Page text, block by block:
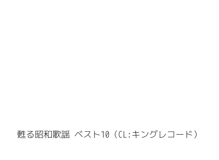
甦る昭和歌謡 ベスト10（CL:キングレコード）